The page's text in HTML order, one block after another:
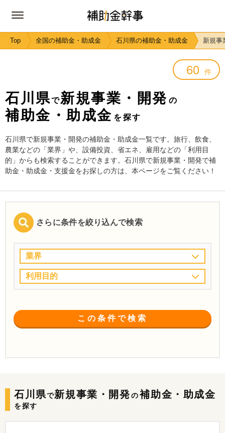
Top 全国の補助金・助成金 石川県の補助金・助成金 新規事
60 件
石川県で新規事業・開発 の
補助金・助成金 を探す
石川県で新規事業・開発の補助金・助成金一覧です。旅行、飲食、
農業などの「業界」や、設備投資、省エネ、雇用などの「利用目
的」からも検索することができます。石川県で新規事業・開発で補
助金・助成金・支援金をお探しの方は、本ページをご覧ください！
さらに条件を絞り込んで検索
業界
利用目的
この条件で検索
石川県で新規事業・開発の 補助金・助成金
を探す